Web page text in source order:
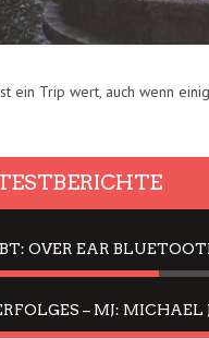
ein Trip wert, auch wenn